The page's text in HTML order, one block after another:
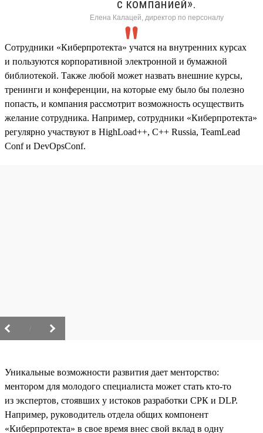
с компанией».
Елена Калацей, директор по персоналу
Сотрудники «Киберпротекта» учатся на внутренних курсах
и пользуются корпоративной электронной и бумажной
библиотекой. Также любой может назвать внешние курсы,
тренинги и конференции, на которые ему было бы полезно
попасть, и компания рассмотрит возможность осуществить
желание сотрудника. Например, сотрудники «Киберпротекта»
регулярно участвуют в HighLoad++, C++ Russia, TeamLead
Conf и DevOpsConf.
Уникальные возможности развития дает менторство:
ментором для молодого специалиста может стать кто-то
из экспертов, стоявших у истоков разработки СРК и DLP.
Например, руководитель отдела общих компонент
«Киберпротекта» в свое время внес свой вклад в одну